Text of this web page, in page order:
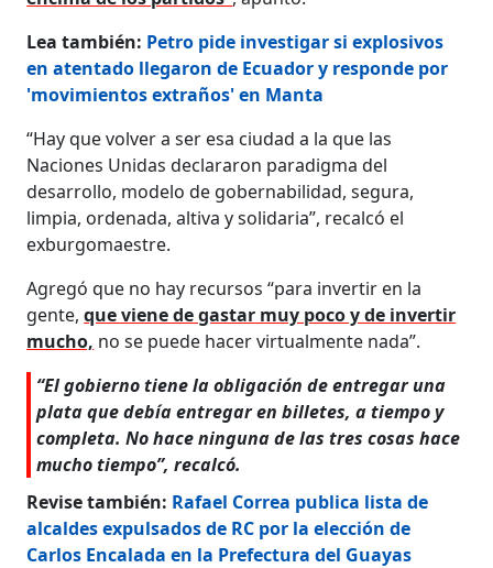
Lea también: Petro pide investigar si explosivos
en atentado llegaron de Ecuador y responde por
'movimientos extraños' en Manta
“Hay que volver a ser esa ciudad a la que las
Naciones Unidas declararon paradigma del
desarrollo, modelo de gobernabilidad, segura,
limpia, ordenada, altiva y solidaria”, recalcó el
exburgomaestre.
Agregó que no hay recursos “para invertir en la
gente,que viene de gastar muy poco y de invertir
mucho, no se puede hacer virtualmente nada”.
“El gobierno tiene la obligación de entregar una
plata que debía entregar en billetes, a tiempo y
completa. No hace ninguna de las tres cosas hace
mucho tiempo”, recalcó.
Revise también: Rafael Correa publica lista de
alcaldes expulsados de RC por la elección de
Carlos Encalada en la Prefectura del Guayas